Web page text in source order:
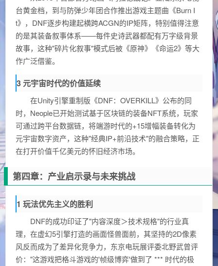
台黄金档，到与防弹少年团合作推出游戏主题曲《Burn I
t》，DNF逐步构建起横跨ACGN的IP矩阵，特别值得注意
的是其装备叙事体系——每件史诗武器都配有万字级背景
故事，这种"碎片化叙事"模式后被《原神》《命运2》等大
作广泛借鉴。
3 元宇宙时代的价值延续
在Unity引擎重制版《DNF：OVERKILL》公布的同
时，Neople已开始测试基于区块链的装备NFT系统，玩家
可通过跨平台数据链，将端游时代的+15增幅装备转化为
元宇宙数字资产，这种"经典IP+前沿技术"的融合策略，正
在打开价值千亿美元的怀旧经济市场。
第四章：产业启示录与未来挑战
1 玩法优先主义的胜利
DNF的成功印证了"内容深度＞技术规格"的行业真
理，在虚幻5引擎打造的画面怪兽面前，其坚持的2D像素
风反而成为了差异化竞争力，东京电玩展评委北野武曾评
价："这游戏把格斗游戏的'帧级博弈'做到了 *** 时代的极